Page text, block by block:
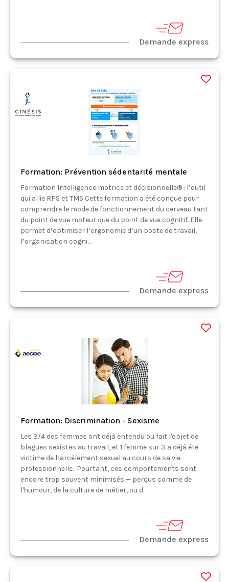
Demande express
Formation: Prévention sédentarité mentale
Formation Intelligence motrice et décisionnelle® : l’outil
qui allie RPS et TMS Cette formation a été conçue pour
comprendre le mode de fonctionnement du cerveau tant
du point de vue moteur que du point de vue cognitif. Elle
permet d’optimiser l’ergonomie d’un poste de travail,
l’organisation cogni...
Demande express
Formation: Discrimination - Sexisme
Les 3/4 des femmes ont déjà entendu ou fait l'objet de
blagues sexistes au travail, et 1 femme sur 3 a déjà été
victime de harcèlement sexuel au cours de sa vie
professionnelle. Pourtant, ces comportements sont
encore trop souvent minimisés — perçus comme de
l'humour, de la culture de métier, ou d...
Demande express